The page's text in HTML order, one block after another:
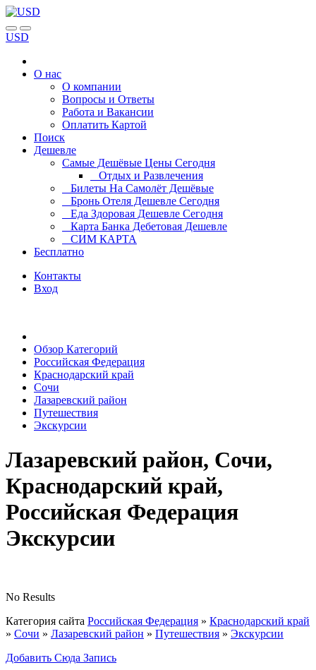
USD
О нас
О компании
Вопросы и Ответы
Работа и Вакансии
Оплатить Картой
Поиск
Дешевле
Самые Дешёвые Цены Сегодня
Отдых и Развлечения
Билеты На Самолёт Дешёвые
Бронь Отеля Дешевле Сегодня
Еда Здоровая Дешевле Сегодня
Карта Банка Дебетовая Дешевле
СИМ КАРТА
Бесплатно
Контакты
Вход
Обзор Категорий
Российская Федерация
Краснодарский край
Сочи
Лазаревский район
Путешествия
Экскурсии
Лазаревский район, Сочи,
Краснодарский край,
Российская Федерация
Экскурсии
No Results
Категория сайта Российская Федерация » Краснодарский край
» Сочи » Лазаревский район » Путешествия » Экскурсии
Добавить Сюда Запись